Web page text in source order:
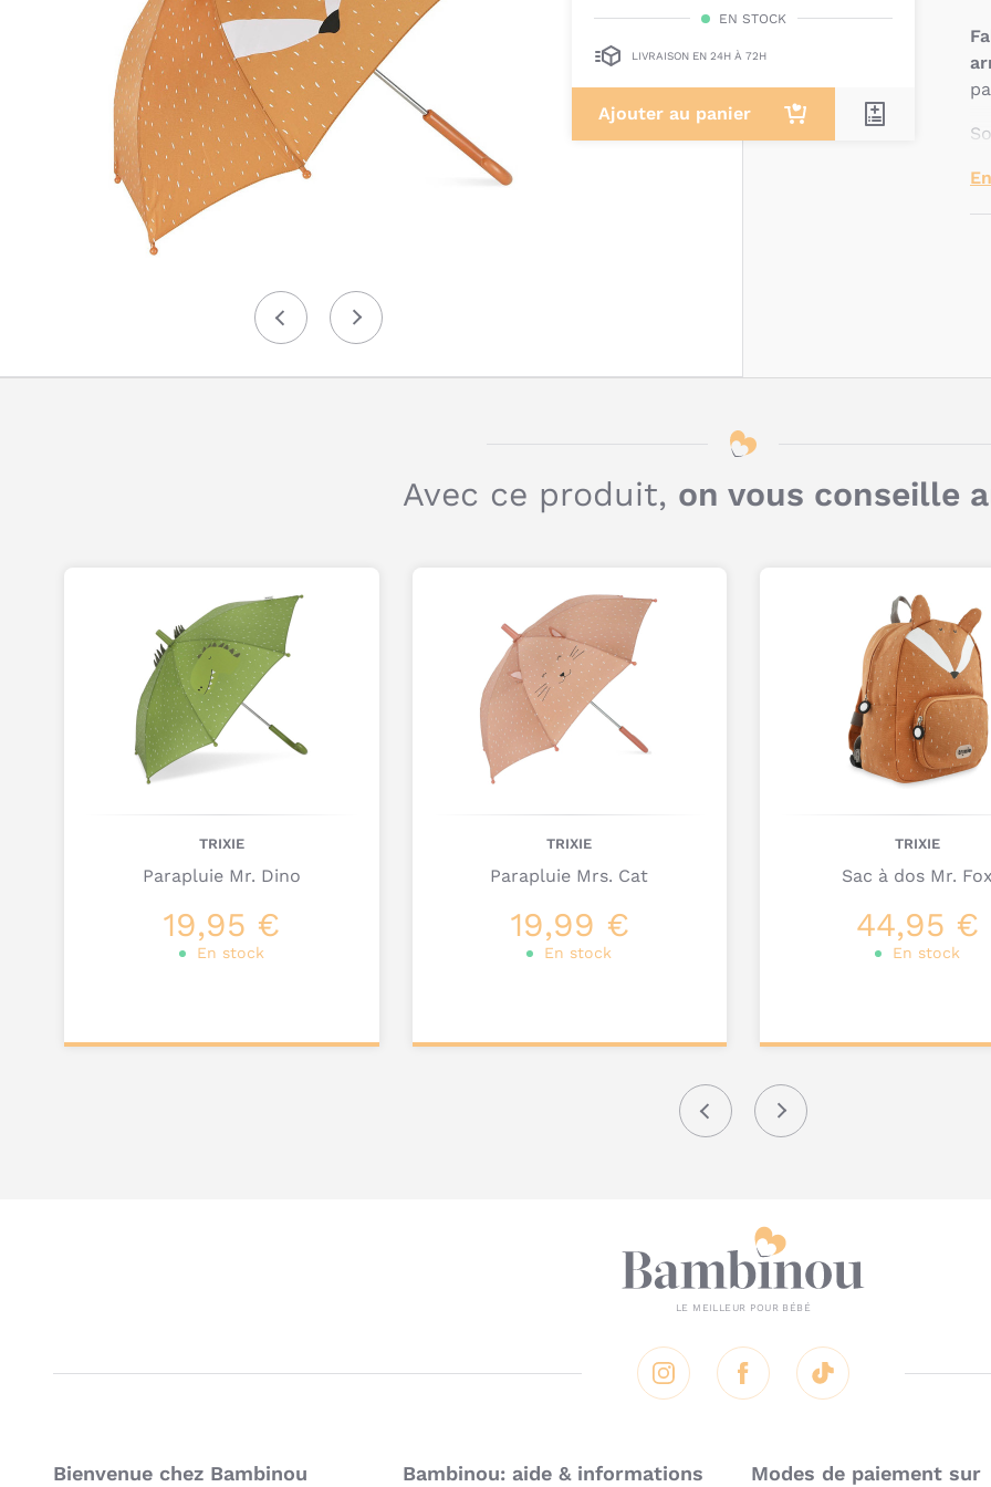
PrécédentSuivant
EN STOCK
LIVRAISON EN 24H À 72H
Ajouter au panier
Avec ce produit, on vous conseille
TRIXIE
Parapluie Mr. Dino
19,95 €
En stock
TRIXIE
Parapluie Mrs. Cat
19,99 €
En stock
TRIXIE
Sac à dos Mr. Fox
44,95 €
En stock
PrécédentSuivant
Instagram Facebook Tik Tok
Bienvenue chez Bambinou Bambinou: aide & informations
Modes de paiement sur